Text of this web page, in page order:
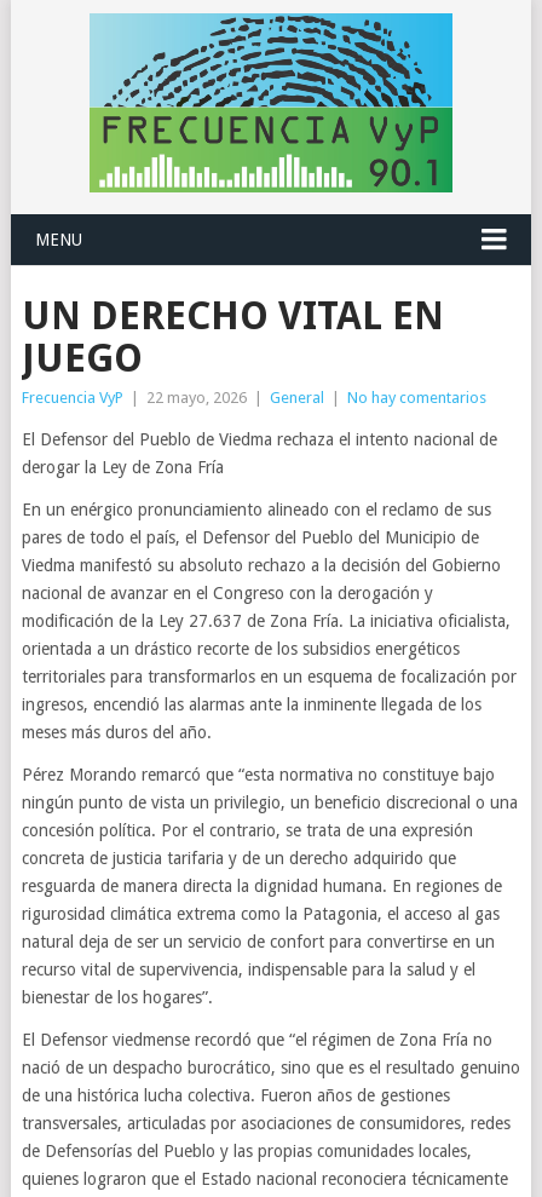
MENU
UN DERECHO VITAL EN
JUEGO
Frecuencia VyP 22 mayo, 2026 General No hay comentarios
El Defensor del Pueblo de Viedma rechaza el intento nacional de
derogar la Ley de Zona Fría
En un enérgico pronunciamiento alineado con el reclamo de sus
pares de todo el país, el Defensor del Pueblo del Municipio de
Viedma manifestó su absoluto rechazo a la decisión del Gobierno
nacional de avanzar en el Congreso con la derogación y
modificación de la Ley 27.637 de Zona Fría. La iniciativa oficialista,
orientada a un drástico recorte de los subsidios energéticos
territoriales para transformarlos en un esquema de focalización por
ingresos, encendió las alarmas ante la inminente llegada de los
meses más duros del año.
Pérez Morando remarcó que “esta normativa no constituye bajo
ningún punto de vista un privilegio, un beneficio discrecional o una
concesión política. Por el contrario, se trata de una expresión
concreta de justicia tarifaria y de un derecho adquirido que
resguarda de manera directa la dignidad humana. En regiones de
rigurosidad climática extrema como la Patagonia, el acceso al gas
natural deja de ser un servicio de confort para convertirse en un
recurso vital de supervivencia, indispensable para la salud y el
bienestar de los hogares”.
El Defensor viedmense recordó que “el régimen de Zona Fría no
nació de un despacho burocrático, sino que es el resultado genuino
de una histórica lucha colectiva. Fueron años de gestiones
transversales, articuladas por asociaciones de consumidores, redes
de Defensorías del Pueblo y las propias comunidades locales,
quienes lograron que el Estado nacional reconociera técnicamente